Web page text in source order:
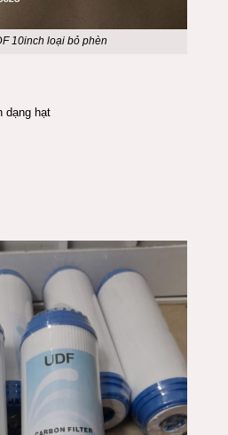
10inch loại bỏ phèn
dạng hạt